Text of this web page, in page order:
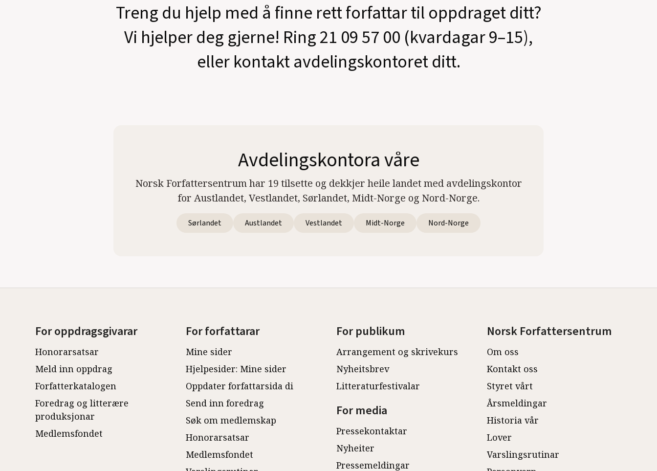
Treng du hjelp med å finne rett forfattar til oppdraget ditt?
Vi hjelper deg gjerne! Ring 21 09 57 00 (kvardagar 9–15),
eller kontakt avdelingskontoret ditt.
Avdelingskontora våre
Norsk Forfattersentrum har 19 tilsette og dekkjer heile landet med avdelingskontor
for Austlandet, Vestlandet, Sørlandet, Midt-Norge og Nord-Norge.
Sørlandet Austlandet Vestlandet Midt-Norge Nord-Norge
For oppdragsgivarar
Honorarsatsar
Meld inn oppdrag
Forfatterkatalogen
Foredrag og litterære
produksjonar
Medlemsfondet
For forfattarar
Mine sider
Hjelpesider: Mine sider
Oppdater forfattarsida di
Send inn foredrag
Søk om medlemskap
Honorarsatsar
Medlemsfondet
For publikum
Arrangement og skrivekurs
Nyheitsbrev
Litteraturfestivalar
For media
Pressekontaktar
Nyheiter
Pressemeldingar
Norsk Forfattersentrum
Om oss
Kontakt oss
Styret vårt
Årsmeldingar
Historia vår
Lover
Varslingsrutinar